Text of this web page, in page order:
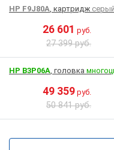
HP F9J80A, картридж серый
26 601 руб.
27 399 руб.
HP B3P06A, головка
49 359 руб.
50 841 руб.